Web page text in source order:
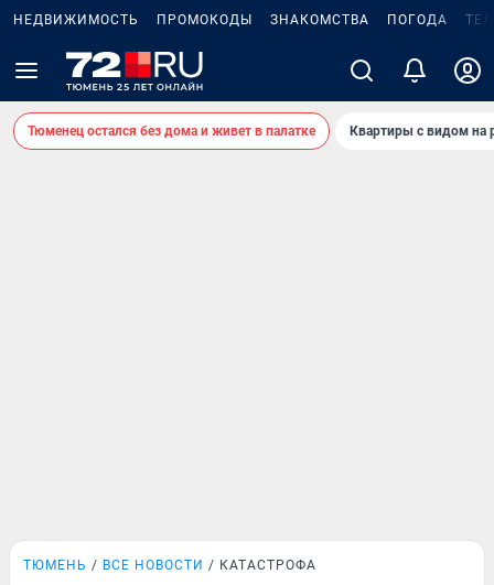
НЕДВИЖИМОСТЬ ПРОМОКОДЫ ЗНАКОМСТВА ПОГОДА
Тюменец остался без дома и живет в палатке Квартиры с видом на
ТЮМЕНЬ ВСЕ НОВОСТИ КАТАСТРОФА